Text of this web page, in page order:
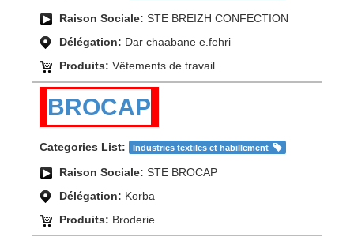
Raison Sociale: STE BREIZH CONFECTION
Délégation: Dar chaabane e.fehri
Produits: Vêtements de travail.
BROCAP
Categories List: Industries textiles et habillement
Raison Sociale: STE BROCAP
Délégation: Korba
Produits: Broderie.